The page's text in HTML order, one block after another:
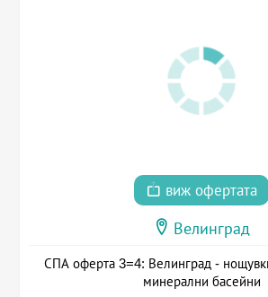
виж офертата
Велинград
СПА оферта 3=4: Велинград -
минерални басейни